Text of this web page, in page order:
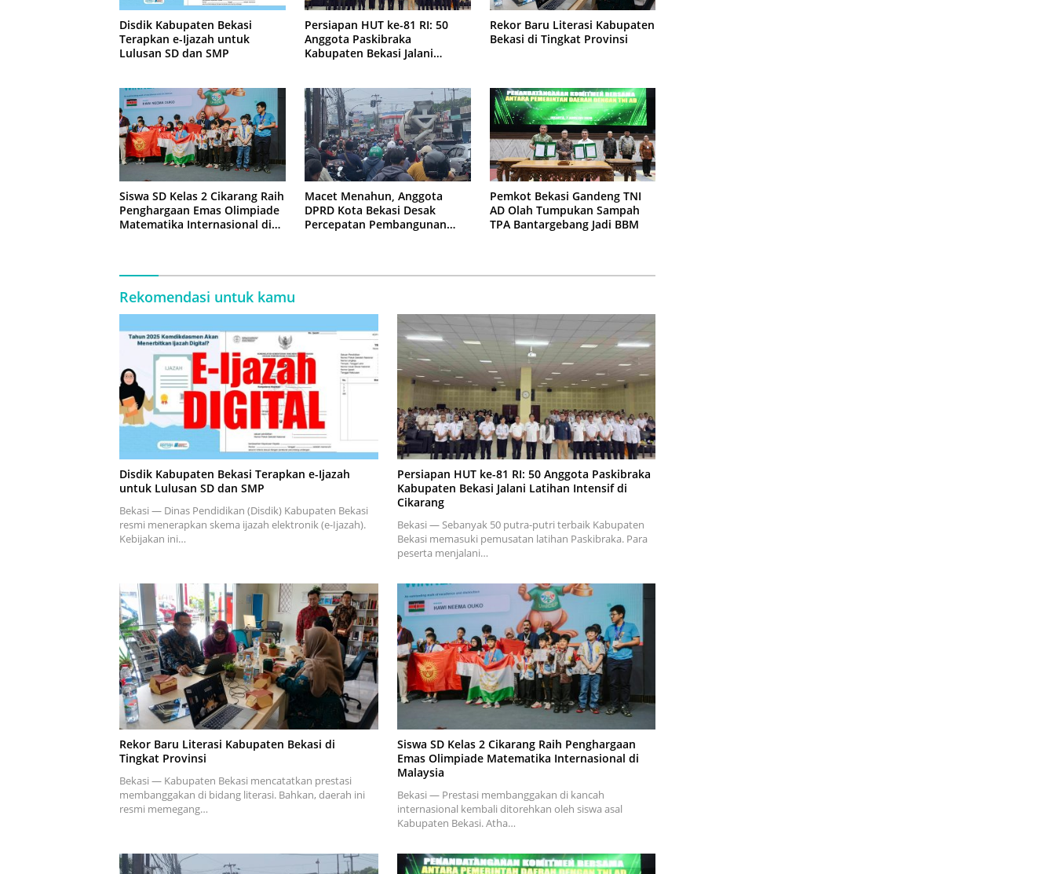
Disdik Kabupaten Bekasi
Terapkan e-Ijazah untuk
Lulusan SD dan SMP
Persiapan HUT ke-81 RI: 50
Anggota Paskibraka
Kabupaten Bekasi Jalani
Rekor Baru Literasi Kabupaten
Bekasi di Tingkat Provinsi
Siswa SD Kelas 2 Cikarang Raih
Penghargaan Emas Olimpiade
Matematika Internasional di
Macet Menahun, Anggota
DPRD Kota Bekasi Desak
Percepatan Pembangunan
Pemkot Bekasi Gandeng TNI
AD Olah Tumpukan Sampah
TPA Bantargebang Jadi BBM
Rekomendasi untuk kamu
Disdik Kabupaten Bekasi Terapkan e-Ijazah
untuk Lulusan SD dan SMP
Bekasi — Dinas Pendidikan (Disdik) Kabupaten Bekasi
resmi menerapkan skema ijazah elektronik (e-Ijazah).
Kebijakan ini…
Persiapan HUT ke-81 RI: 50 Anggota Paskibraka
Kabupaten Bekasi Jalani Latihan Intensif di
Cikarang
Bekasi — Sebanyak 50 putra-putri terbaik Kabupaten
Bekasi memasuki pemusatan latihan Paskibraka. Para
peserta menjalani…
Rekor Baru Literasi Kabupaten Bekasi di
Tingkat Provinsi
Bekasi — Kabupaten Bekasi mencatatkan prestasi
membanggakan di bidang literasi. Bahkan, daerah ini
resmi memegang…
Siswa SD Kelas 2 Cikarang Raih Penghargaan
Emas Olimpiade Matematika Internasional di
Malaysia
Bekasi — Prestasi membanggakan di kancah
internasional kembali ditorehkan oleh siswa asal
Kabupaten Bekasi. Atha…